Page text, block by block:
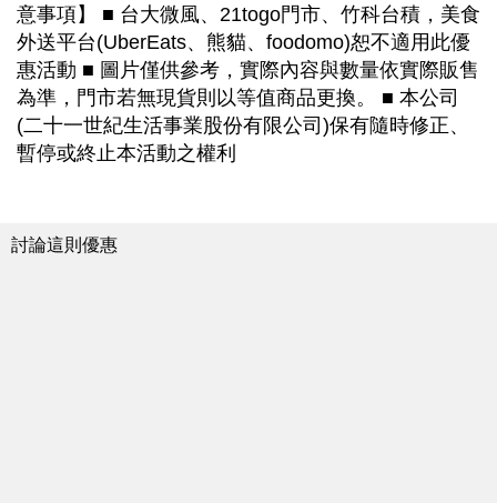
意事項】 ■ 台大微風、21togo門市、竹科台積，美食
外送平台(UberEats、熊貓、foodomo)恕不適用此優
惠活動 ■ 圖片僅供參考，實際內容與數量依實際販售
為準，門市若無現貨則以等值商品更換。 ■ 本公司
(二十一世紀生活事業股份有限公司)保有隨時修正、
暫停或終止本活動之權利
討論這則優惠